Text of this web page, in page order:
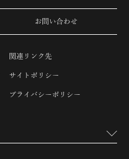
お問い合わせ
関連リンク先
サイトポリシー
プライバシーポリシー